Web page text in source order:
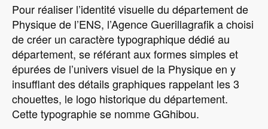
Pour réaliser l’identité visuelle du département de
Physique de l’ENS, l’Agence Guerillagrafik a choisi
de créer un caractère typographique dédié au
département, se référant aux formes simples et
épurées de l’univers visuel de la Physique en y
insufflant des détails graphiques rappelant les 3
chouettes, le logo historique du département.
Cette typographie se nomme GGhibou.